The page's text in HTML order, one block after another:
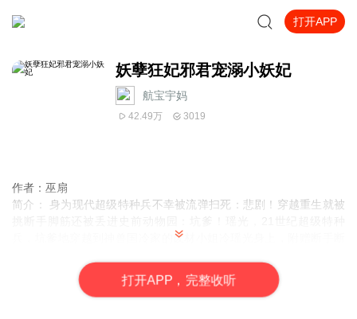
打开APP
妖孽狂妃邪君宠溺小妖妃
航宝宇妈
42.49万 3019
作者：巫扇
简介：
身为现代超级特种兵不幸被流弹扫死：悲剧！穿越重生就被
兵，坑爹地穿越到神兽国冷家的废材小姐冷瑶光身上，附赠断手断
无用小姐！五系灵根，逆天之强；神兽金龙，举世无双！神尊遗
宝，大帝传承，上仙之殿，归她所有！妖孽之名，响彻三界，所到
打开APP，完整收听